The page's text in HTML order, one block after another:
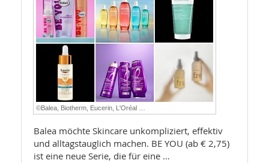
©Balea, Biotherm, Eucerin, L'Oréal …
Balea möchte Skincare unkompliziert, effektiv
und alltagstauglich machen. BE YOU (ab € 2,75)
ist eine neue Serie, die für eine …